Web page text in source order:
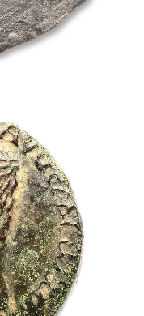
droite et tenant une